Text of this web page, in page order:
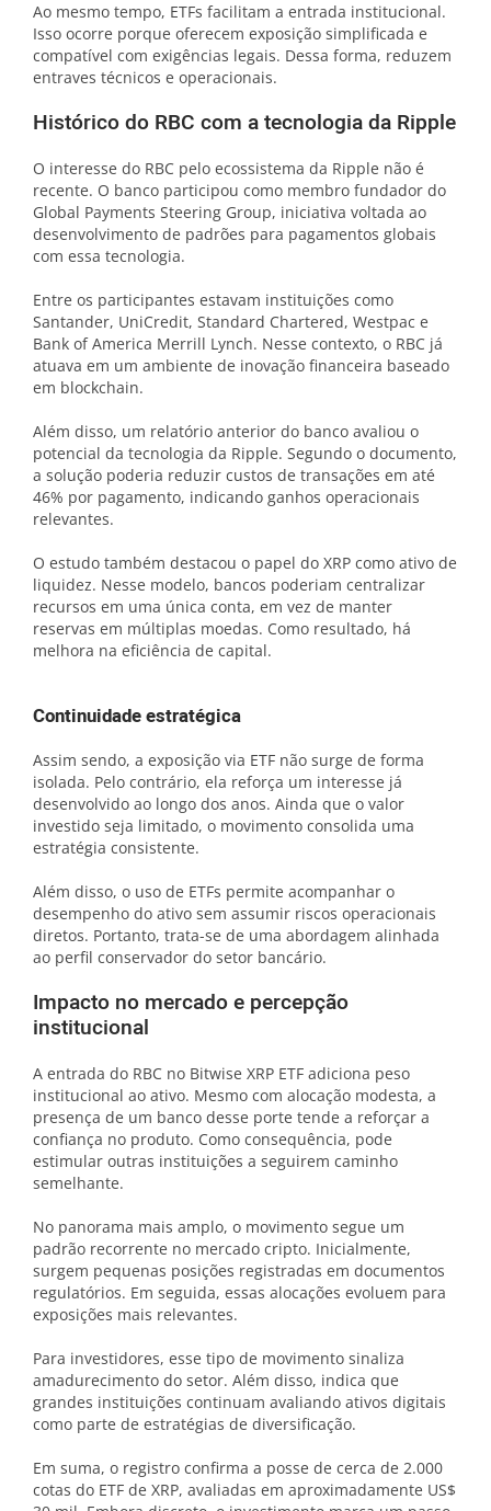
Ao mesmo tempo, ETFs facilitam a entrada institucional.
Isso ocorre porque oferecem exposição simplificada e
compatível com exigências legais. Dessa forma, reduzem
entraves técnicos e operacionais.
Histórico do RBC com a tecnologia da Ripple
O interesse do RBC pelo ecossistema da Ripple não é
recente. O banco participou como membro fundador do
Global Payments Steering Group, iniciativa voltada ao
desenvolvimento de padrões para pagamentos globais
com essa tecnologia.
Entre os participantes estavam instituições como
Santander, UniCredit, Standard Chartered, Westpac e
Bank of America Merrill Lynch. Nesse contexto, o RBC já
atuava em um ambiente de inovação financeira baseado
em blockchain.
Além disso, um relatório anterior do banco avaliou o
potencial da tecnologia da Ripple. Segundo o documento,
a solução poderia reduzir custos de transações em até
46% por pagamento, indicando ganhos operacionais
relevantes.
O estudo também destacou o papel do XRP como ativo de
liquidez. Nesse modelo, bancos poderiam centralizar
recursos em uma única conta, em vez de manter
reservas em múltiplas moedas. Como resultado, há
melhora na eficiência de capital.
Continuidade estratégica
Assim sendo, a exposição via ETF não surge de forma
isolada. Pelo contrário, ela reforça um interesse já
desenvolvido ao longo dos anos. Ainda que o valor
investido seja limitado, o movimento consolida uma
estratégia consistente.
Além disso, o uso de ETFs permite acompanhar o
desempenho do ativo sem assumir riscos operacionais
diretos. Portanto, trata-se de uma abordagem alinhada
ao perfil conservador do setor bancário.
Impacto no mercado e percepção
institucional
A entrada do RBC no Bitwise XRP ETF adiciona peso
institucional ao ativo. Mesmo com alocação modesta, a
presença de um banco desse porte tende a reforçar a
confiança no produto. Como consequência, pode
estimular outras instituições a seguirem caminho
semelhante.
No panorama mais amplo, o movimento segue um
padrão recorrente no mercado cripto. Inicialmente,
surgem pequenas posições registradas em documentos
regulatórios. Em seguida, essas alocações evoluem para
exposições mais relevantes.
Para investidores, esse tipo de movimento sinaliza
amadurecimento do setor. Além disso, indica que
grandes instituições continuam avaliando ativos digitais
como parte de estratégias de diversificação.
Em suma, o registro confirma a posse de cerca de 2.000
cotas do ETF de XRP, avaliadas em aproximadamente US$